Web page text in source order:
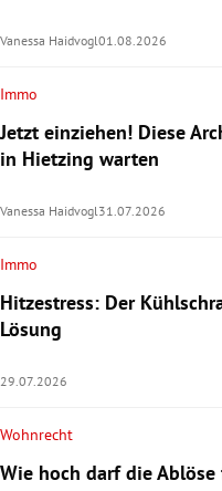
Vanessa Haidvogl01.08.2026
Immo
Jetzt einziehen! Diese
in Hietzing warten
Vanessa Haidvogl31.07.2026
Immo
Hitzestress: Der
Lösung
29.07.2026
Wohnrecht
Wie hoch darf die